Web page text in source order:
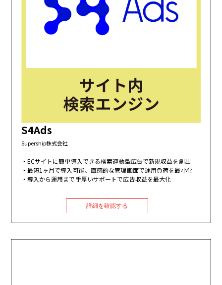
S4Ads
Supership株式会社
ECサイトに簡単導入できる検索連動型広告で新規収益を創出
最短1ヶ月で導入可能、直感的な管理画面で運用負荷を最小化
導入から運用まで手厚いサポートで広告収益を最大化
詳細を確認する